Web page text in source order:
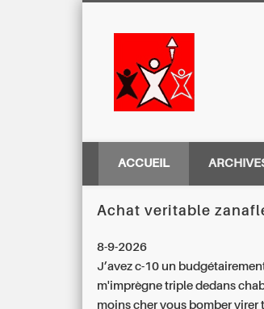
ACCUEIL
Achat veritable
8-9-2026
J’avez c-10 un
m'imprègne triple dedans
moins chervous bomber virer